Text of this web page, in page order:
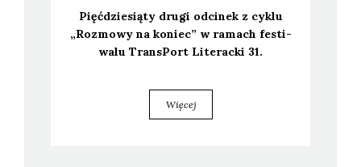
Pięć­dzie­sią­ty dru­gi odci­nek z cyklu
„Roz­mo­wy na koniec” w ramach festi­
wa­lu Trans­Port Lite­rac­ki 31.
Więcej